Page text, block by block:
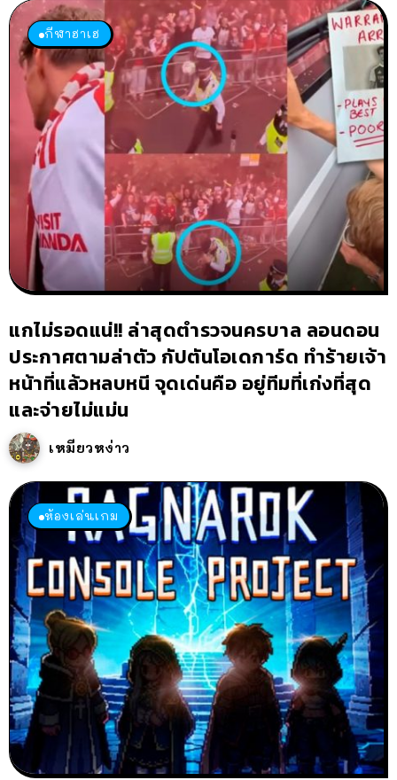
กีฬาฮาเฮ
แกไม่รอดแน่!! ล่าสุดตำรวจนครบาล ลอนดอน
ประกาศตามล่าตัว กัปตันโอเดการ์ด ทำร้ายเจ้า
หน้าที่แล้วหลบหนี จุดเด่นคือ อยู่ทีมที่เก่งที่สุด
และจ่ายไม่แม่น
เหมียวหง่าว
ห้องเล่นเกม